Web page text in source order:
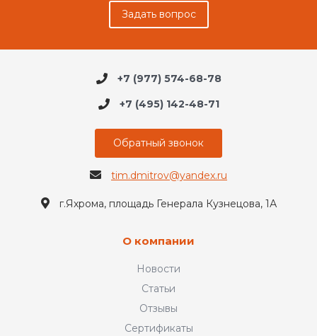
Задать вопрос
+7 (977) 574-68-78
+7 (495) 142-48-71
Обратный звонок
tim.dmitrov@yandex.ru
г.Яхрома, площадь Генерала Кузнецова, 1А
О компании
Новости
Статьи
Отзывы
Сертификаты